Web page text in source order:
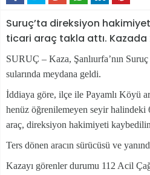
Suruç’ta direksiyon
ticari araç takla attı. Kazada
SURUÇ – Kaza, Şanlıurfa’nın
sularında meydana geldi.
İddiaya göre, ilçe ile Payamlı Köyü
henüz öğrenilemeyen seyir
araç, direksiyon hakimiyeti
Ters dönen aracın sürücüsü ve
Kazayı görenler durumu 112 Acil